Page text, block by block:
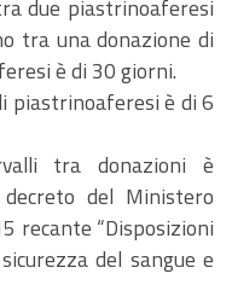
due piastrinoaferesi
tra una donazione di
è di 30 giorni.
piastrinoaferesi è di 6
tra donazioni è
del Ministero
recante “Disposizioni
del sangue e